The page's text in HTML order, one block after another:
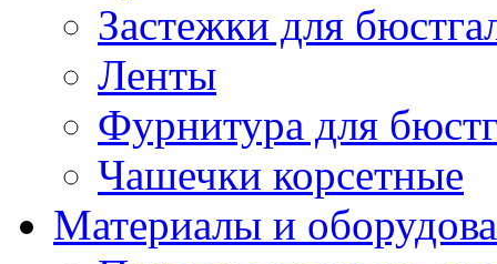
Застежки для
Ленты
Фурнитура для
Чашечки корсетные
Материалы и